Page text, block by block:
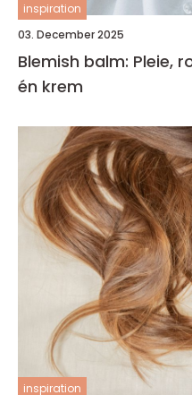
inspiration
03. December 2025
Blemish balm: Pleie,
én krem
inspiration